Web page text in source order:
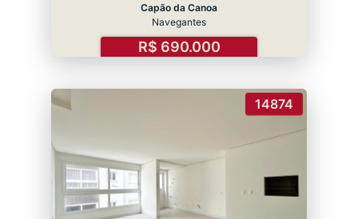
Capão da Canoa
Navegantes
R$ 690.000
14874